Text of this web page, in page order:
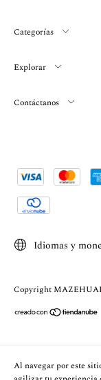
Al navegar por este
Categorías
Explorar
Contáctanos
Idiomas y
Copyright MAZEHUAL